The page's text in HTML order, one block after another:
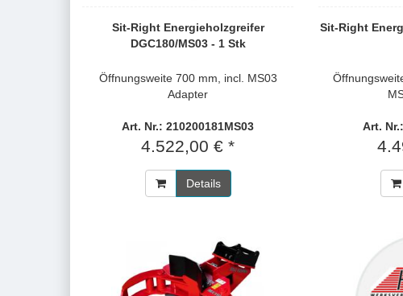
Sit-Right Energieholzgreifer
DGC180/MS03 - 1 Stk
Öffnungsweite 700 mm, incl. MS03
Adapter
Art. Nr.: 210200181MS03
4.522,00 € *
Details
Sit-Right
Art.